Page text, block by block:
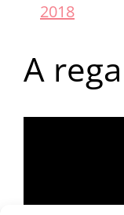
2018
A